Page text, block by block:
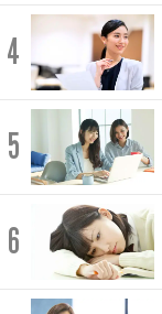
4
5
6